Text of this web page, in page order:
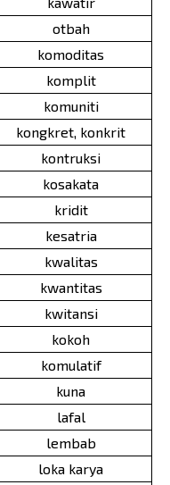
otbah
komoditas
komplit
komuniti
kongkret, konkrit
kontruksi
kosakata
kridit
kesatria
kwalitas
kwantitas
kwitansi
kokoh
komulatif
kuna
lafal
lembab
loka karya